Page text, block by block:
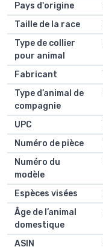
Pays d'origine
Taille de la race
Type de collier
pour animal
Fabricant
Type d’animal de
compagnie
UPC
Numéro de pièce
Numéro du
modèle
Espèces visées
Âge de l’animal
domestique
ASIN